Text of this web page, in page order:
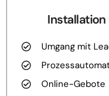
Umgang mit
Online-Gebote